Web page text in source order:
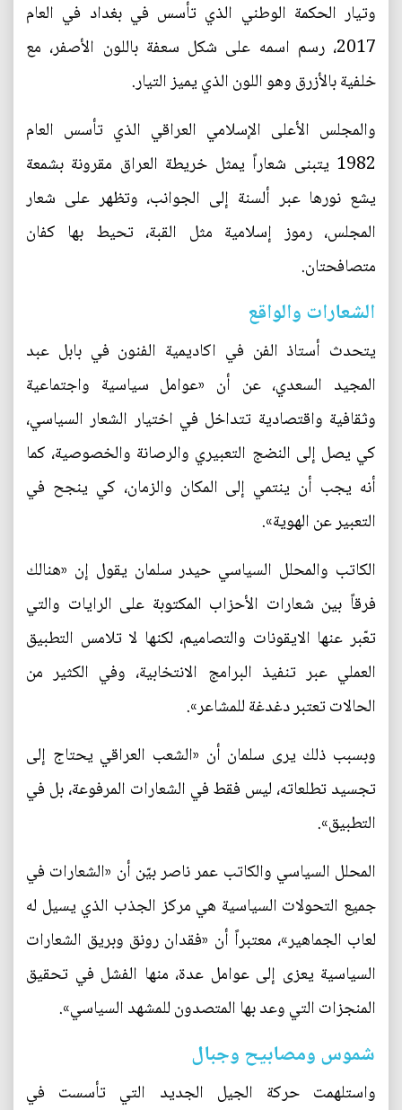
وتيار الحكمة الوطني الذي تأسس في بغداد في العام
2017، رسم اسمه على شكل سعفة باللون الأصفر، مع
خلفية بالأزرق وهو اللون الذي يميز التيار.
والمجلس الأعلى الإسلامي العراقي الذي تأسس العام
1982 يتبنى شعاراً يمثل خريطة العراق مقرونة بشمعة
يشع نورها عبر ألسنة إلى الجوانب، وتظهر على شعار
المجلس، رموز إسلامية مثل القبة، تحيط بها كفان
متصافحتان.
الشعارات والواقع
يتحدث أستاذ الفن في اكاديمية الفنون في بابل عبد
المجيد السعدي، عن أن «عوامل سياسية واجتماعية
وثقافية واقتصادية تتداخل في اختيار الشعار السياسي،
كي يصل إلى النضج التعبيري والرصانة والخصوصية، كما
أنه يجب أن ينتمي إلى المكان والزمان، كي ينجح في
التعبير عن الهوية».
الكاتب والمحلل السياسي حيدر سلمان يقول إن «هنالك
فرقاً بين شعارات الأحزاب المكتوبة على الرايات والتي
تعّبر عنها الايقونات والتصاميم، لكنها لا تلامس التطبيق
العملي عبر تنفيذ البرامج الانتخابية، وفي الكثير من
الحالات تعتبر دغدغة للمشاعر».
وبسبب ذلك يرى سلمان أن «الشعب العراقي يحتاج إلى
تجسيد تطلعاته، ليس فقط في الشعارات المرفوعة، بل في
التطبيق».
المحلل السياسي والكاتب عمر ناصر بيّن أن «الشعارات في
جميع التحولات السياسية هي مركز الجذب الذي يسيل له
لعاب الجماهير»، معتبراً أن «فقدان رونق وبريق الشعارات
السياسية يعزى إلى عوامل عدة، منها الفشل في تحقيق
المنجزات التي وعد بها المتصدون للمشهد السياسي».
شموس ومصابيح وجبال
واستلهمت حركة الجيل الجديد التي تأسست في